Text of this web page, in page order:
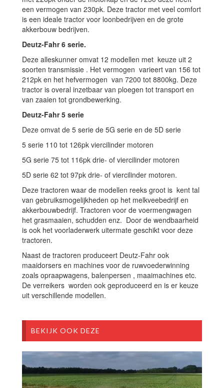
een vermogen van 230pk. Deze tractor met veel comfort
is een ideale tractor voor loonbedrijven en de grote
akkerbouw bedrijven.
Deutz-Fahr 6 serie.
Deze alleskunner omvat 12 modellen met keuze uit 2
soorten transmissie . Het vermogen varieert van 156 tot
212pk en het hefvermogen van 7200 tot 8800kg. Deze
tractor is overal inzetbaar van ploegen tot transport en
van zaaien tot grondbewerking.
Deutz-Fahr 5 serie
Deze omvat de 5 serie de 5G serie en de 5D serie
5 serie 110 tot 126pk viercilinder motoren
5G serie 75 tot 116pk drie- of viercilinder motoren
5D serie 62 tot 97pk drie- of viercilinder motoren.
Deze tractoren waar de modellen reeks groot is kent tal
van gebruiksmogelijkheden op het melkveebedrijf en
akkerbouwbedrijf. Tractoren voor de voermengwagen
het grasmaaien, schudden enz. Door de wendbaarheid
is ook het voorladerwerk uitermate geschikt voor deze
tractoren.
Naast de tractoren produceert Deutz-Fahr ook
maaidorsers en machines voor de ruwvoederwinning
zoals opraapwagens, balenpersen , maaimachines etc.
De verreikers worden ook geproduceerd en is er keuze
uit verschillende modellen.
BEKIJK OOK DEZE